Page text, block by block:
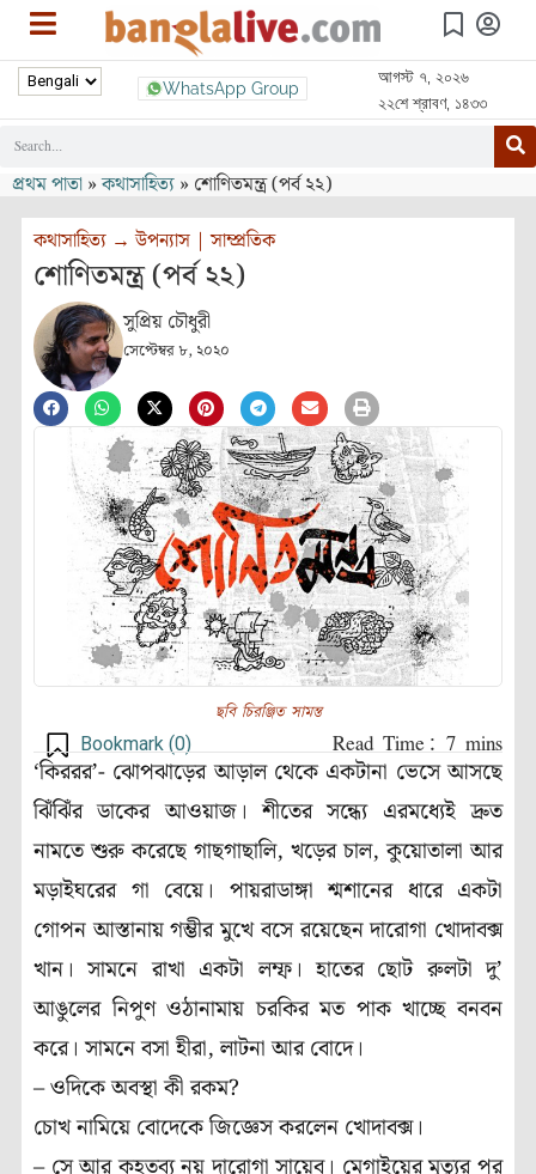
WhatsApp Group
আগস্ট ৭, ২০২৬
২২শে শ্রাবণ, ১৪৩৩
প্রথম পাতা »কথাসাহিত্য » শোণিতমন্ত্র (পর্ব ২২)
কথাসাহিত্য →উপন্যাস |সাম্প্রতিক
শোণিতমন্ত্র (পর্ব ২২)
সুপ্রিয় চৌধুরী
সেপ্টেম্বর ৮, ২০২০
ছবি চিরঞ্জিত সামন্ত
Bookmark (0)
‘কিররর’- ঝোপঝাড়ের আড়াল থেকে একটানা ভেসে আসছে
ঝিঁঝিঁর ডাকের আওয়াজ। শীতের সন্ধ্যে এরমধ্যেই দ্রুত
নামতে শুরু করেছে গাছগাছালি, খড়ের চাল, কুয়োতালা আর
মড়াইঘরের গা বেয়ে। পায়রাডাঙ্গা শ্মশানের ধারে একটা
গোপন আস্তানায় গম্ভীর মুখে বসে রয়েছেন দারোগা খোদাবক্স
খান। সামনে রাখা একটা লম্ফ। হাতের ছোট রুলটা দু’
আঙুলের নিপুণ ওঠানামায় চরকির মত পাক খাচ্ছে বনবন
করে। সামনে বসা হীরা, লাটনা আর বোদে।
– ওদিকে অবস্থা কী রকম?
চোখ নামিয়ে বোদেকে জিজ্ঞেস করলেন খোদাবক্স।